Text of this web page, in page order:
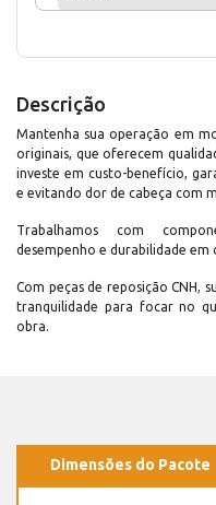
Descrição
Mantenha sua operação em
originais, que oferecem
investe em custo-benefício,
e evitando dor de cabeça com
Trabalhamos com
desempenho e durabilidade em
Com peças de reposição CNH,
tranquilidade para focar no
obra.
Dimensões do Pacote